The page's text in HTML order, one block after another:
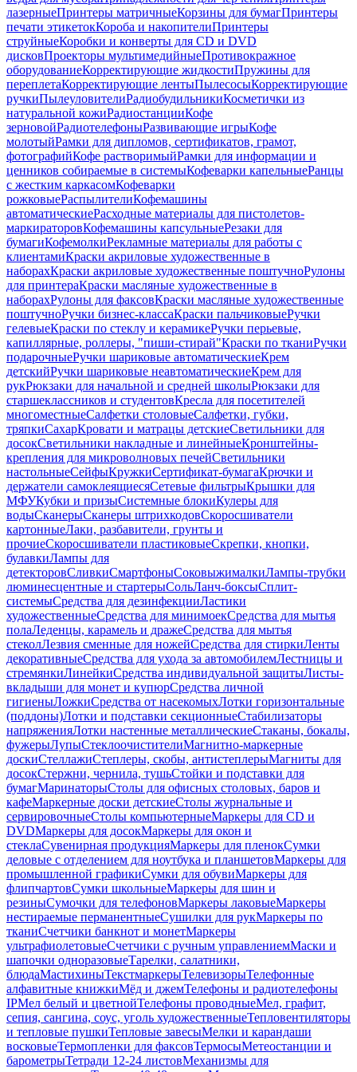
лазерныеПринтеры матричныеКорзины для бумагПринтеры
печати этикетокКороба и накопителиПринтеры
струйныеКоробки и конверты для CD и DVD
дисковПроекторы мультимедийныеПротивокражное
оборудованиеКорректирующие жидкостиПружины для
переплетаКорректирующие лентыПылесосыКорректирующие
ручкиПылеуловителиРадиобудильникиКосметички из
натуральной кожиРадиостанцииКофе
зерновойРадиотелефоныРазвивающие игрыКофе
молотыйРамки для дипломов, сертификатов, грамот,
фотографийКофе растворимыйРамки для информации и
ценников собираемые в системыКофеварки капельныеРанцы
с жестким каркасомКофеварки
рожковыеРаспылителиКофемашины
автоматическиеРасходные материалы для пистолетов-
маркираторовКофемашины капсульныеРезаки для
бумагиКофемолкиРекламные материалы для работы с
клиентамиКраски акриловые художественные в
наборахКраски акриловые художественные поштучноРулоны
для принтераКраски масляные художественные в
наборахРулоны для факсовКраски масляные художественные
поштучноРучки бизнес-классаКраски пальчиковыеРучки
гелевыеКраски по стеклу и керамикеРучки перьевые,
капиллярные, роллеры, "пиши-стирай"Краски по тканиРучки
подарочныеРучки шариковые автоматическиеКрем
детскийРучки шариковые неавтоматическиеКрем для
рукРюкзаки для начальной и средней школыРюкзаки для
старшеклассников и студентовКресла для посетителей
многоместныеСалфетки столовыеСалфетки, губки,
тряпкиСахарКровати и матрацы детскиеСветильники для
досокСветильники накладные и линейныеКронштейны-
крепления для микроволновых печейСветильники
настольныеСейфыКружкиСертификат-бумагаКрючки и
держатели самоклеящиесяСетевые фильтрыКрышки для
МФУКубки и призыСистемные блокиКулеры для
водыСканерыСканеры штрихкодовСкоросшиватели
картонныеЛаки, разбавители, грунты и
прочиеСкоросшиватели пластиковыеСкрепки, кнопки,
булавкиЛампы для
детекторовСливкиСмартфоныСоковыжималкиЛампы-трубки
люминесцентные и стартерыСольЛанч-боксыСплит-
системыСредства для дезинфекцииЛастики
художественныеСредства для минимоекСредства для мытья
полаЛеденцы, карамель и дражеСредства для мытья
стеколЛезвия сменные для ножейСредства для стиркиЛенты
декоративныеСредства для ухода за автомобилемЛестницы и
стремянкиЛинейкиСредства индивидуальной защитыЛисты-
вкладыши для монет и купюрСредства личной
гигиеныЛожкиСредства от насекомыхЛотки горизонтальные
(поддоны)Лотки и подставки секционныеСтабилизаторы
напряженияЛотки настенные металлическиеСтаканы, бокалы,
фужерыЛупыСтеклоочистителиМагнитно-маркерные
доскиСтеллажиСтеплеры, скобы, антистеплерыМагниты для
досокСтержни, чернила, тушьСтойки и подставки для
бумагМаринаторыСтолы для офисных столовых, баров и
кафеМаркерные доски детскиеСтолы журнальные и
сервировочныеСтолы компьютерныеМаркеры для CD и
DVDМаркеры для досокМаркеры для окон и
стеклаСувенирная продукцияМаркеры для пленокСумки
деловые с отделением для ноутбука и планшетовМаркеры для
промышленной графикиСумки для обувиМаркеры для
флипчартовСумки школьныеМаркеры для шин и
резиныСумочки для телефоновМаркеры лаковыеМаркеры
нестираемые перманентныеСушилки для рукМаркеры по
тканиСчетчики банкнот и монетМаркеры
ультрафиолетовыеСчетчики с ручным управлениемМаски и
шапочки одноразовыеТарелки, салатники,
блюдаМастихиныТекстмаркерыТелевизорыТелефонные
алфавитные книжкиМёд и джемТелефоны и радиотелефоны
IPМел белый и цветнойТелефоны проводныеМел, графит,
сепия, сангина, соус, уголь художественныеТепловентиляторы
и тепловые пушкиТепловые завесыМелки и карандаши
восковыеТермопленки для факсовТермосыМетеостанции и
барометрыТетради 12-24 листовМеханизмы для